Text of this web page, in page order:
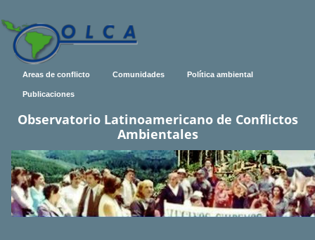
Areas de conflicto Comunidades Política ambiental
Publicaciones
Observatorio Latinoamericano de Conflictos
Ambientales